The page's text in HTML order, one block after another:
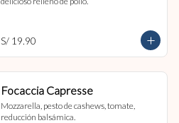
S/ 19.90
Focaccia Capresse
Mozzarella, pesto de cashews, tomate,
reducción balsámica.